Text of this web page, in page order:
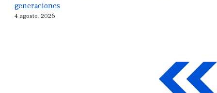
generaciones
4 agosto, 2026